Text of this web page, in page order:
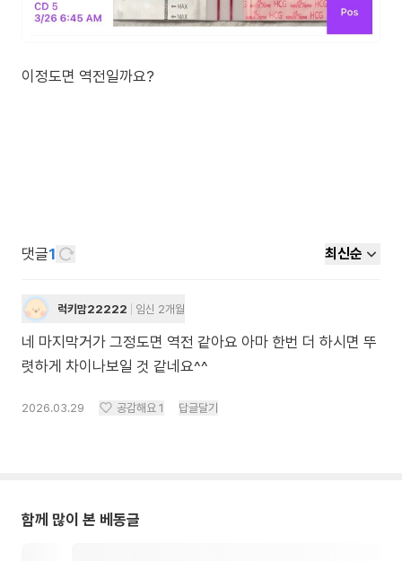
이정도면 역전일까요?
댓글1 최신순
럭키맘22222 임신 2개월
네 마지막거가 그정도면 역전 같아요 아마 한번 더 하시면 뚜
렷하게 차이나보일 것 같네요^^
2026.03.29 공감해요 1 답글달기
함께 많이 본 베동글